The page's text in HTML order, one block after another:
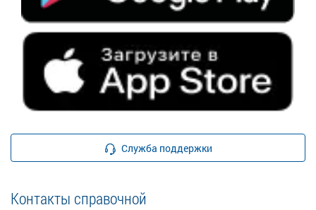
Служба поддержки
Контакты справочной